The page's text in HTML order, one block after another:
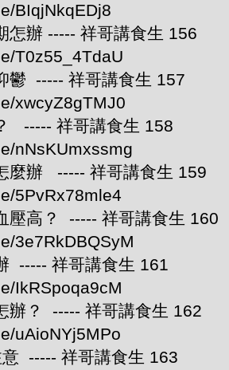
BIqjNkqEDj8
怎辦 ----- 祥哥講食生 156
T0z55_4TdaU
鬱 ----- 祥哥講食生 157
xwcyZ8gTMJ0
----- 祥哥講食生 158
nNsKUmxssmg
麼辦 ----- 祥哥講食生 159
5PvRx78mle4
壓高？ ----- 祥哥講食生 160
3e7RkDBQSyM
----- 祥哥講食生 161
IkRSpoqa9cM
辦？ ----- 祥哥講食生 162
uAioNYj5MPo
----- 祥哥講食生 163